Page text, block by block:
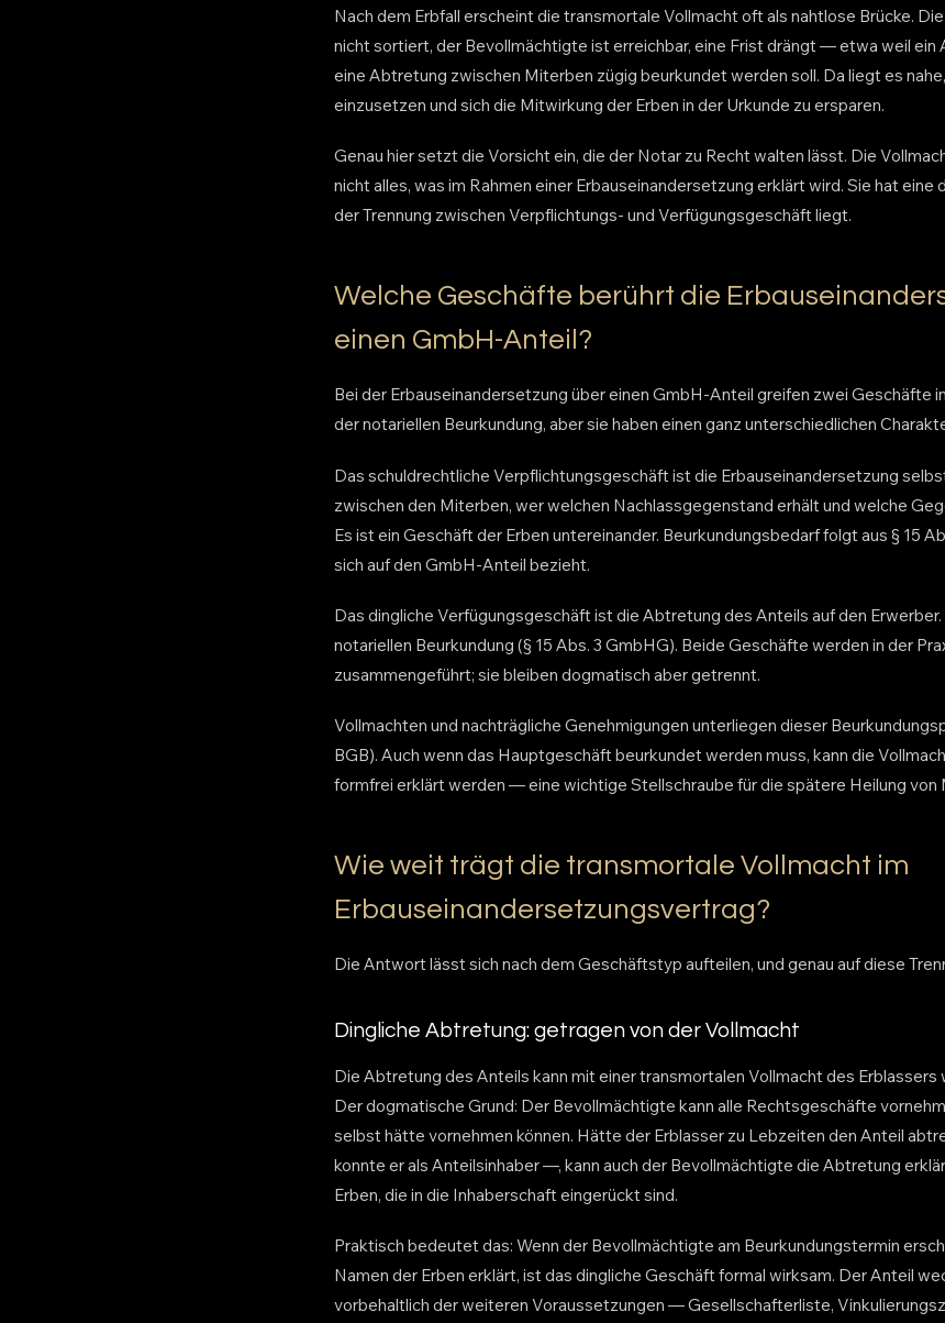
Nach dem Erbfall erscheint die transmortale Vollmacht oft als nahtlose Brücke.
nicht sortiert, der Bevollmächtigte ist erreichbar, eine Frist drängt — etwa weil
eine Abtretung zwischen Miterben zügig beurkundet werden soll. Da liegt es
einzusetzen und sich die Mitwirkung der Erben in der Urkunde zu ersparen.
Genau hier setzt die Vorsicht ein, die der Notar zu Recht walten lässt. Die
nicht alles, was im Rahmen einer Erbauseinandersetzung erklärt wird. Sie hat eine
der Trennung zwischen Verpflichtungs- und Verfügungsgeschäft liegt.
Welche Geschäfte berührt die
einen GmbH-Anteil?
Bei der Erbauseinandersetzung über einen GmbH-Anteil greifen zwei Geschäfte
der notariellen Beurkundung, aber sie haben einen ganz unterschiedlichen
Das schuldrechtliche Verpflichtungsgeschäft ist die Erbauseinandersetzung
zwischen den Miterben, wer welchen Nachlassgegenstand erhält und welche
Es ist ein Geschäft der Erben untereinander. Beurkundungsbedarf folgt aus § 15
sich auf den GmbH-Anteil bezieht.
Das dingliche Verfügungsgeschäft ist die Abtretung des Anteils auf den
notariellen Beurkundung (§ 15 Abs. 3 GmbHG). Beide Geschäfte werden in der
zusammengeführt; sie bleiben dogmatisch aber getrennt.
Vollmachten und nachträgliche Genehmigungen unterliegen dieser
BGB). Auch wenn das Hauptgeschäft beurkundet werden muss, kann die
formfrei erklärt werden — eine wichtige Stellschraube für die spätere Heilung von
Wie weit trägt die transmortale Vollmacht im
Erbauseinandersetzungsvertrag?
Die Antwort lässt sich nach dem Geschäftstyp aufteilen, und genau auf diese
Dingliche Abtretung: getragen von der Vollmacht
Die Abtretung des Anteils kann mit einer transmortalen Vollmacht des Erblassers
Der dogmatische Grund: Der Bevollmächtigte kann alle Rechtsgeschäfte
selbst hätte vornehmen können. Hätte der Erblasser zu Lebzeiten den Anteil
konnte er als Anteilsinhaber —, kann auch der Bevollmächtigte die Abtretung
Erben, die in die Inhaberschaft eingerückt sind.
Praktisch bedeutet das: Wenn der Bevollmächtigte am Beurkundungstermin
Namen der Erben erklärt, ist das dingliche Geschäft formal wirksam. Der Anteil
vorbehaltlich der weiteren Voraussetzungen — Gesellschafterliste,